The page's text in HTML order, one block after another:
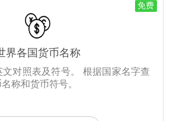
免费
界各国货币名称
对照表及符号。 根据国家名字查
称和货币符号。